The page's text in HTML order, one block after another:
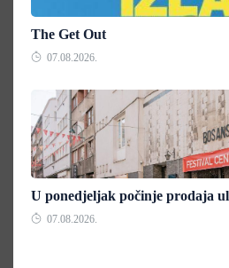
The Get Out
07.08.2026.
U ponedjeljak počinje prodaja
07.08.2026.